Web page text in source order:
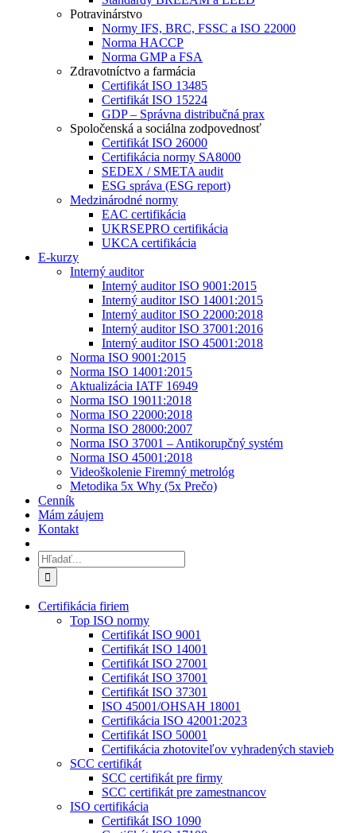
Potravinárstvo
Normy IFS, BRC, FSSC a ISO 22000
Norma HACCP
Norma GMP a FSA
Zdravotníctvo a farmácia
Certifikát ISO 13485
Certifikát ISO 15224
GDP – Správna distribučná prax
Spoločenská a sociálna zodpovednosť
Certifikát ISO 26000
Certifikácia normy SA8000
SEDEX / SMETA audit
ESG správa (ESG report)
Medzinárodné normy
EAC certifikácia
UKRSEPRO certifikácia
UKCA certifikácia
E-kurzy
Interný auditor
Interný auditor ISO 9001:2015
Interný auditor ISO 14001:2015
Interný auditor ISO 22000:2018
Interný auditor ISO 37001:2016
Interný auditor ISO 45001:2018
Norma ISO 9001:2015
Norma ISO 14001:2015
Aktualizácia IATF 16949
Norma ISO 19011:2018
Norma ISO 22000:2018
Norma ISO 28000:2007
Norma ISO 37001 – Antikorupčný systém
Norma ISO 45001:2018
Videoškolenie Firemný metrológ
Metodika 5x Why (5x Prečo)
Cenník
Mám záujem
Kontakt
Hľadať:
Certifikácia firiem
Top ISO normy
Certifikát ISO 9001
Certifikát ISO 14001
Certifikát ISO 27001
Certifikát ISO 37001
Certifikát ISO 37301
ISO 45001/OHSAH 18001
Certifikácia ISO 42001:2023
Certifikát ISO 50001
Certifikácia zhotoviteľov vyhradených stavieb
SCC certifikát
SCC certifikát pre firmy
SCC certifikát pre zamestnancov
ISO certifikácia
Certifikát ISO 1090